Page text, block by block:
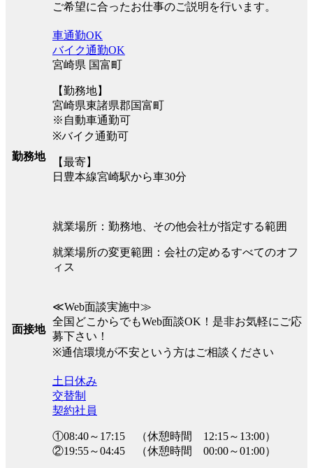
ご希望に合ったお仕事のご説明を行います。
勤務地
車通勤OK
バイク通勤OK
宮崎県 国富町
【勤務地】
宮崎県東諸県郡国富町
※自動車通勤可
※バイク通勤可
【最寄】
日豊本線宮崎駅から車30分
就業場所：勤務地、その他会社が指定する範囲
就業場所の変更範囲：会社の定めるすべてのオフ
ィス
面接地
≪Web面談実施中≫
全国どこからでもWeb面談OK！是非お気軽にご応
募下さい！
※通信環境が不安という方はご相談ください
土日休み
交替制
契約社員
①08:40～17:15 （休憩時間 12:15～13:00）
②19:55～04:45 （休憩時間 00:00～01:00）